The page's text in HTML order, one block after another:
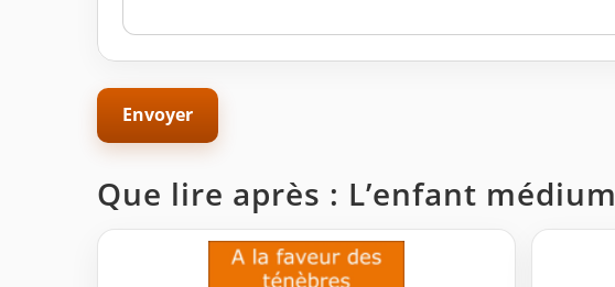
Que lire après : L’enfant médium